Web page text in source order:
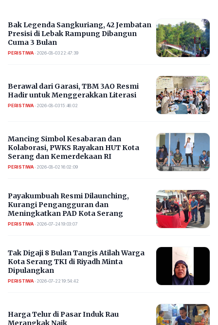
Bak Legenda Sangkuriang, 42 Jembatan
Presisi di Lebak Rampung Dibangun
Cuma 3 Bulan
PERISTIWA• 2026-08-03 22:47:39
Berawal dari Garasi, TBM 3AO Resmi
Hadir untuk Menggerakkan Literasi
PERISTIWA• 2026-08-03 15:46:02
Mancing Simbol Kesabaran dan
Kolaborasi, PWKS Rayakan HUT Kota
Serang dan Kemerdekaan RI
PERISTIWA• 2026-08-02 16:02:09
Payakumbuah Resmi Dilaunching,
Kurangi Pengangguran dan
Meningkatkan PAD Kota Serang
PERISTIWA• 2026-07-24 19:03:07
​Tak Digaji 8 Bulan Tangis Atilah Warga
Kota Serang TKI di Riyadh Minta
Dipulangkan
PERISTIWA• 2026-07-22 19:54:42
Harga Telur di Pasar Induk Rau
Merangkak Naik